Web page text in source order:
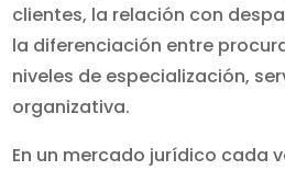
clientes, la relación con
la diferenciación entre
niveles de especialización,
organizativa.
En un mercado jurídico cada